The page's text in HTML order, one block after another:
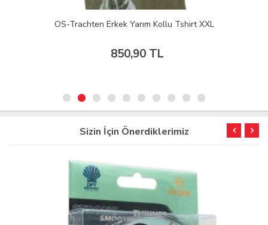
OS-Trachten Erkek Yarım Kollu Tshirt XXL
850,90 TL
Sizin İçin Önerdiklerimiz